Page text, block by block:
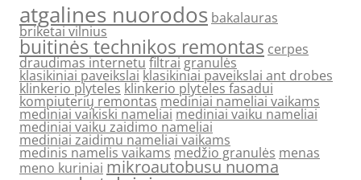
atgalines nuorodos bakalauras
briketai vilnius
buitinės technikos remontas cerpes
draudimas internetufiltraigranulės
klasikiniai paveikslai klasikiniai paveikslai ant drobes
klinkerio plyteles klinkerio plyteles fasadui
kompiuterių remontas mediniai nameliai vaikams
mediniai vaikiski nameliai mediniai vaiku nameliai
mediniai vaiku zaidimo nameliai
mediniai zaidimu nameliai vaikams
medinis namelis vaikams medžio granulės menas
meno kuriniai mikroautobusu nuoma